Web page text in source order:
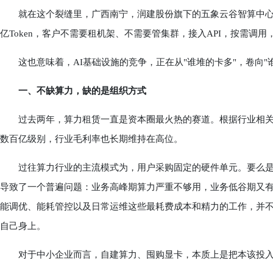
就在这个裂缝里，广西南宁，润建股份旗下的五象云谷智算中
亿Token，客户不需要租机架、不需要管集群，接入API，按需调
这也意味着，AI基础设施的竞争，正在从"谁堆的卡多"，卷向"
一、不缺算力，缺的是组织方式
过去两年，算力租赁一直是资本圈最火热的赛道。根据行业相
数百亿级别，行业毛利率也长期维持在高位。
过往算力行业的主流模式为，用户采购固定的硬件单元。要么
导致了一个普遍问题：业务高峰期算力严重不够用，业务低谷期又
能调优、能耗管控以及日常运维这些最耗费成本和精力的工作，并
自己身上。
对于中小企业而言，自建算力、囤购显卡，本质上是把本该投